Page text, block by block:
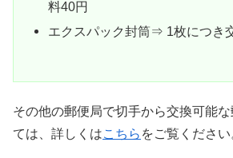
料40円
エクスパック封筒⇒ 1枚につき
その他の郵便局で切手から交換可能
ては、詳しくはこちら をご覧ください